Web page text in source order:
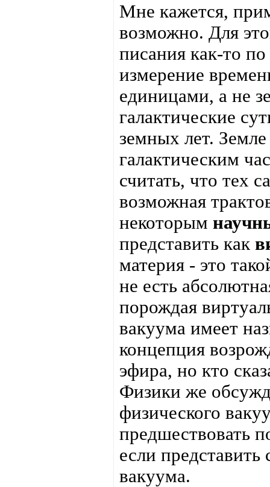
Мне кажется,
возможно. Для
писания как-то
измерение
единицами, а не
галактические
земных лет.
галактическим
считать, что тех
возможная
некоторым
представить как
материя - это
не есть
порождая
вакуума имеет
концепция
эфира, но кто
Физики же
физического
предшествовать
если
вакуума.